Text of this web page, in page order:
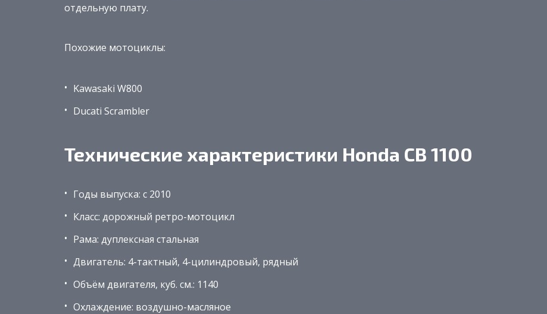
отдельную плату.
Похожие мотоциклы:
Kawasaki W800
Ducati Scrambler
Технические характеристики Honda CB 1100
Годы выпуска: c 2010
Класс: дорожный ретро-мотоцикл
Рама: дуплексная стальная
Двигатель: 4-тактный, 4-цилиндровый, рядный
Объём двигателя, куб. см.: 1140
Охлаждение: воздушно-масляное